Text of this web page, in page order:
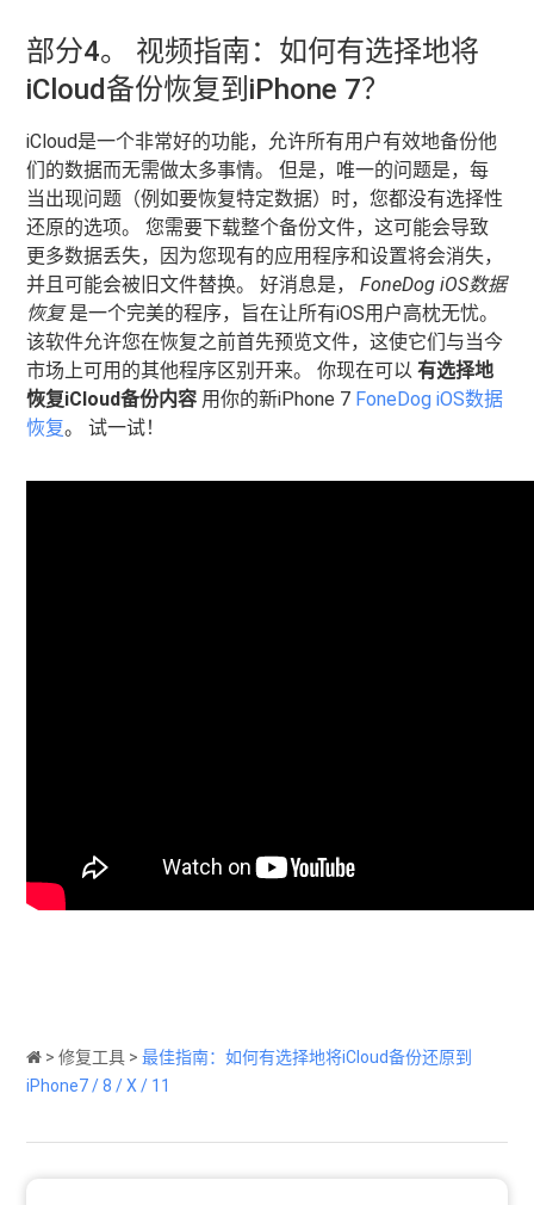
部分4。 视频指南：如何有选择地将
iCloud备份恢复到iPhone 7？
iCloud是一个非常好的功能，允许所有用户有效地备份他
们的数据而无需做太多事情。 但是，唯一的问题是，每
当出现问题（例如要恢复特定数据）时，您都没有选择性
还原的选项。 您需要下载整个备份文件，这可能会导致
更多数据丢失，因为您现有的应用程序和设置将会消失，
并且可能会被旧文件替换。 好消息是，FoneDog iOS数据
恢复是一个完美的程序，旨在让所有iOS用户高枕无忧。
该软件允许您在恢复之前首先预览文件，这使它们与当今
市场上可用的其他程序区别开来。 你现在可以有选择地
恢复iCloud备份内容 用你的新iPhone 7 FoneDog iOS数据
恢复。 试一试！
>修复工具 >最佳指南：如何有选择地将iCloud备份还原到
iPhone7 / 8 / X / 11